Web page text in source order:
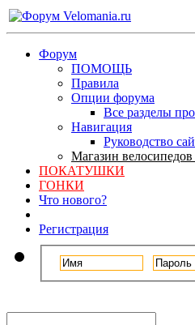
Форум
ПОМОЩЬ
Правила
Опции форума
Все разделы
Навигация
Руководство
Магазин велосипедов
ПОКАТУШКИ
ГОНКИ
Что нового?
Регистрация